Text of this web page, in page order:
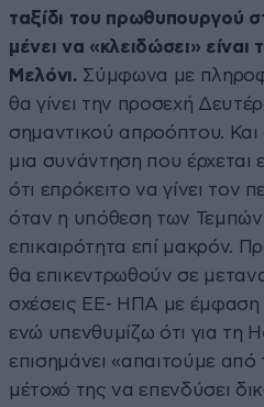
ταξίδι του πρωθυπουργού
μένει να «κλειδώσει»
Μελόνι. Σύμφωνα με
θα γίνει την προσεχή
σημαντικού απροόπτου. Και
μια συνάντηση που
ότι επρόκειτο να γίνει τον
όταν η υπόθεση των
επικαιρότητα επί μακρόν.
θα επικεντρωθούν σε
σχέσεις ΕΕ- ΗΠΑ με
ενώ υπενθυμίζω ότι για τη
επισημάνει «απαιτούμε
μέτοχό της να επενδύσει